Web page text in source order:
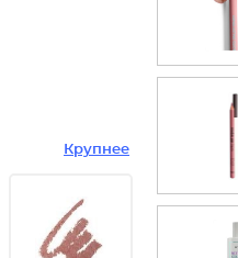
Крупнее